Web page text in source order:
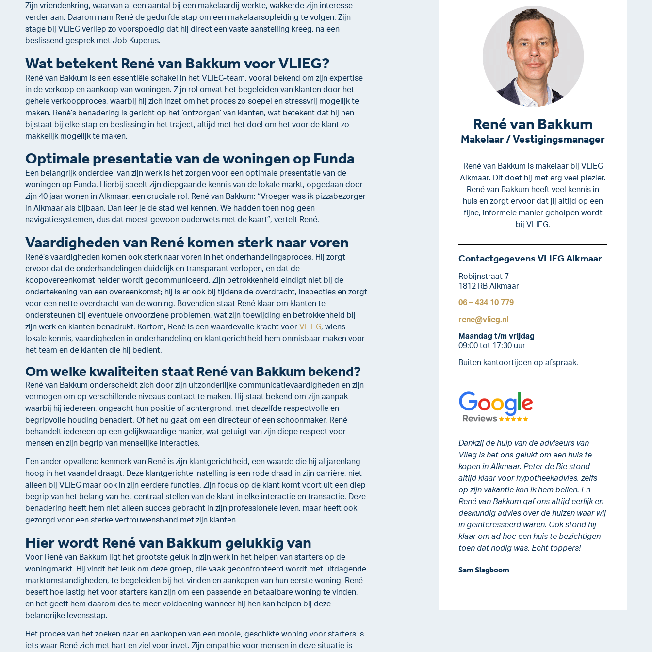
Zijn vriendenkring, waarvan al een aantal bij een makelaardij werkte, wakkerde zijn interesse
verder aan. Daarom nam René de gedurfde stap om een makelaarsopleiding te volgen. Zijn
stage bij VLIEG verliep zo voorspoedig dat hij direct een vaste aanstelling kreeg, na een
beslissend gesprek met Job Kuperus.
Wat betekent René van Bakkum voor VLIEG?
René van Bakkum is een essentiële schakel in het VLIEG-team, vooral bekend om zijn expertise
in de verkoop en aankoop van woningen. Zijn rol omvat het begeleiden van klanten door het
gehele verkoopproces, waarbij hij zich inzet om het proces zo soepel en stressvrij mogelijk te
maken. René’s benadering is gericht op het ‘ontzorgen’ van klanten, wat betekent dat hij hen
bijstaat bij elke stap en beslissing in het traject, altijd met het doel om het voor de klant zo
makkelijk mogelijk te maken.
Optimale presentatie van de woningen op Funda
Een belangrijk onderdeel van zijn werk is het zorgen voor een optimale presentatie van de
woningen op Funda. Hierbij speelt zijn diepgaande kennis van de lokale markt, opgedaan door
zijn 40 jaar wonen in Alkmaar, een cruciale rol. René van Bakkum: “Vroeger was ik pizzabezorger
in Alkmaar als bijbaan. Dan leer je de stad wel kennen. We hadden toen nog geen
navigatiesystemen, dus dat moest gewoon ouderwets met de kaart”, vertelt René.
Vaardigheden van René komen sterk naar voren
René’s vaardigheden komen ook sterk naar voren in het onderhandelingsproces. Hij zorgt
ervoor dat de onderhandelingen duidelijk en transparant verlopen, en dat de
koopovereenkomst helder wordt gecommuniceerd. Zijn betrokkenheid eindigt niet bij de
ondertekening van een overeenkomst; hij is er ook bij tijdens de overdracht, inspecties en zorgt
voor een nette overdracht van de woning. Bovendien staat René klaar om klanten te
ondersteunen bij eventuele onvoorziene problemen, wat zijn toewijding en betrokkenheid bij
zijn werk en klanten benadrukt. Kortom, René is een waardevolle kracht voor VLIEG, wiens
lokale kennis, vaardigheden in onderhandeling en klantgerichtheid hem onmisbaar maken voor
het team en de klanten die hij bedient.
Om welke kwaliteiten staat René van Bakkum bekend?
René van Bakkum onderscheidt zich door zijn uitzonderlijke communicatievaardigheden en zijn
vermogen om op verschillende niveaus contact te maken. Hij staat bekend om zijn aanpak
waarbij hij iedereen, ongeacht hun positie of achtergrond, met dezelfde respectvolle en
begripvolle houding benadert. Of het nu gaat om een directeur of een schoonmaker, René
behandelt iedereen op een gelijkwaardige manier, wat getuigt van zijn diepe respect voor
mensen en zijn begrip van menselijke interacties.
Een ander opvallend kenmerk van René is zijn klantgerichtheid, een waarde die hij al jarenlang
hoog in het vaandel draagt. Deze klantgerichte instelling is een rode draad in zijn carrière, niet
alleen bij VLIEG maar ook in zijn eerdere functies. Zijn focus op de klant komt voort uit een diep
begrip van het belang van het centraal stellen van de klant in elke interactie en transactie. Deze
benadering heeft hem niet alleen succes gebracht in zijn professionele leven, maar heeft ook
gezorgd voor een sterke vertrouwensband met zijn klanten.
Hier wordt René van Bakkum gelukkig van
Voor René van Bakkum ligt het grootste geluk in zijn werk in het helpen van starters op de
woningmarkt. Hij vindt het leuk om deze groep, die vaak geconfronteerd wordt met uitdagende
marktomstandigheden, te begeleiden bij het vinden en aankopen van hun eerste woning. René
beseft hoe lastig het voor starters kan zijn om een passende en betaalbare woning te vinden,
en het geeft hem daarom des te meer voldoening wanneer hij hen kan helpen bij deze
belangrijke levensstap.
Het proces van het zoeken naar en aankopen van een mooie, geschikte woning voor starters is
iets waar René zich met hart en ziel voor inzet. Zijn empathie voor mensen in deze situatie is
René van Bakkum
Makelaar / Vestigingsmanager
René van Bakkum is makelaar bij VLIEG
Alkmaar. Dit doet hij met erg veel plezier.
René van Bakkum heeft veel kennis in
huis en zorgt ervoor dat jij altijd op een
fijne, informele manier geholpen wordt
bij VLIEG.
Contactgegevens VLIEG Alkmaar
Robijnstraat 7
1812 RB Alkmaar
06 – 434 10 779
rene@vlieg.nl
Maandag t/m vrijdag
09:00 tot 17:30 uur
Buiten kantoortijden op afspraak.
Dankzij de hulp van de adviseurs van
Vlieg is het ons gelukt om een huis te
kopen in Alkmaar. Peter de Bie stond
altijd klaar voor hypotheekadvies, zelfs
op zijn vakantie kon ik hem bellen. En
René van Bakkum gaf ons altijd eerlijk en
deskundig advies over de huizen waar wij
in geïnteresseerd waren. Ook stond hij
klaar om ad hoc een huis te bezichtigen
toen dat nodig was. Echt toppers!
Sam Slagboom